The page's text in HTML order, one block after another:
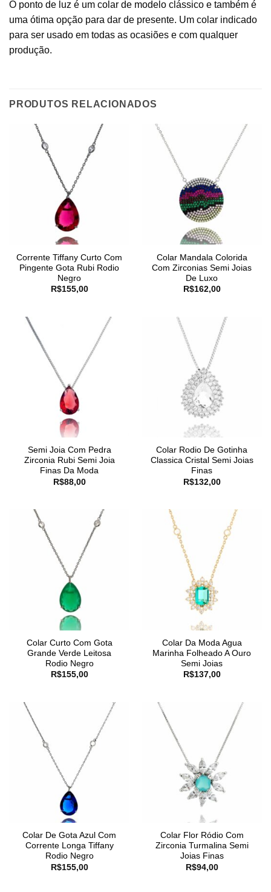
O ponto de luz é um colar de modelo clássico e também é
uma ótima opção para dar de presente. Um colar indicado
para ser usado em todas as ocasiões e com qualquer
produção.
PRODUTOS RELACIONADOS
Corrente Tiffany Curto Com
Pingente Gota Rubi Rodio
Negro
R$155,00
Colar Mandala Colorida
Com Zirconias Semi Joias
De Luxo
R$162,00
Semi Joia Com Pedra
Zirconia Rubi Semi Joia
Finas Da Moda
R$88,00
Colar Rodio De Gotinha
Classica Cristal Semi Joias
Finas
R$132,00
Colar Curto Com Gota
Grande Verde Leitosa
Rodio Negro
R$155,00
Colar Da Moda Agua
Marinha Folheado A Ouro
Semi Joias
R$137,00
Colar De Gota Azul Com
Corrente Longa Tiffany
Rodio Negro
R$155,00
Colar Flor Ródio Com
Zirconia Turmalina Semi
Joias Finas
R$94,00